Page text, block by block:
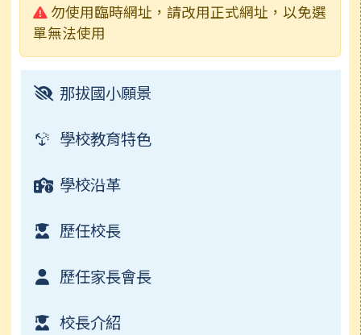
檔案下載
成果及粉絲頁
電子書
校園影音
行事曆
榮譽榜
校園影音
活動相簿
警告:
勿使用臨時網址，請改用正式網址，以免選
單無法使用
那拔國小願景
學校教育特色
學校沿革
歷任校長
歷任家長會長
校長介紹